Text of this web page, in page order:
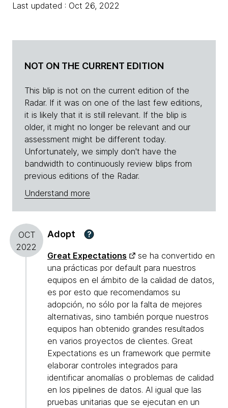
Last updated : Oct 26, 2022
NOT ON THE CURRENT EDITION
This blip is not on the current edition of the
Radar. If it was on one of the last few editions,
it is likely that it is still relevant. If the blip is
older, it might no longer be relevant and our
assessment might be different today.
Unfortunately, we simply don't have the
bandwidth to continuously review blips from
previous editions of the Radar.
Understand more
OCT
2022
Adopt ?
Great Expectations
se ha convertido en
una prácticas por default para nuestros
equipos en el ámbito de la calidad de datos,
es por esto que recomendamos su
adopción, no sólo por la falta de mejores
alternativas, sino también porque nuestros
equipos han obtenido grandes resultados
en varios proyectos de clientes. Great
Expectations es un framework que permite
elaborar controles integrados para
identificar anomalías o problemas de calidad
en los pipelines de datos. Al igual que las
pruebas unitarias que se ejecutan en un